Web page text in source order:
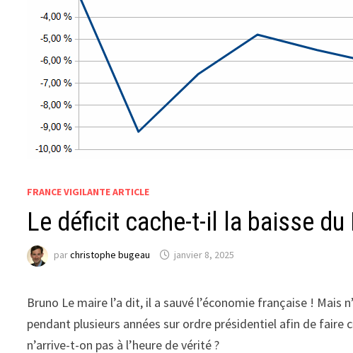
FRANCE VIGILANTE ARTICLE
Le déficit cache-t-il la baisse du
parchristophe bugeau janvier 8, 2025
Bruno Le maire l’a dit, il a sauvé l’économie française ! Mais
pendant plusieurs années sur ordre présidentiel afin de
n’arrive-t-on pas à l’heure de vérité ?